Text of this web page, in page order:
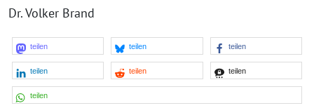
Dr. Volker Brand
teilen teilen teilen
teilen teilen teilen
teilen